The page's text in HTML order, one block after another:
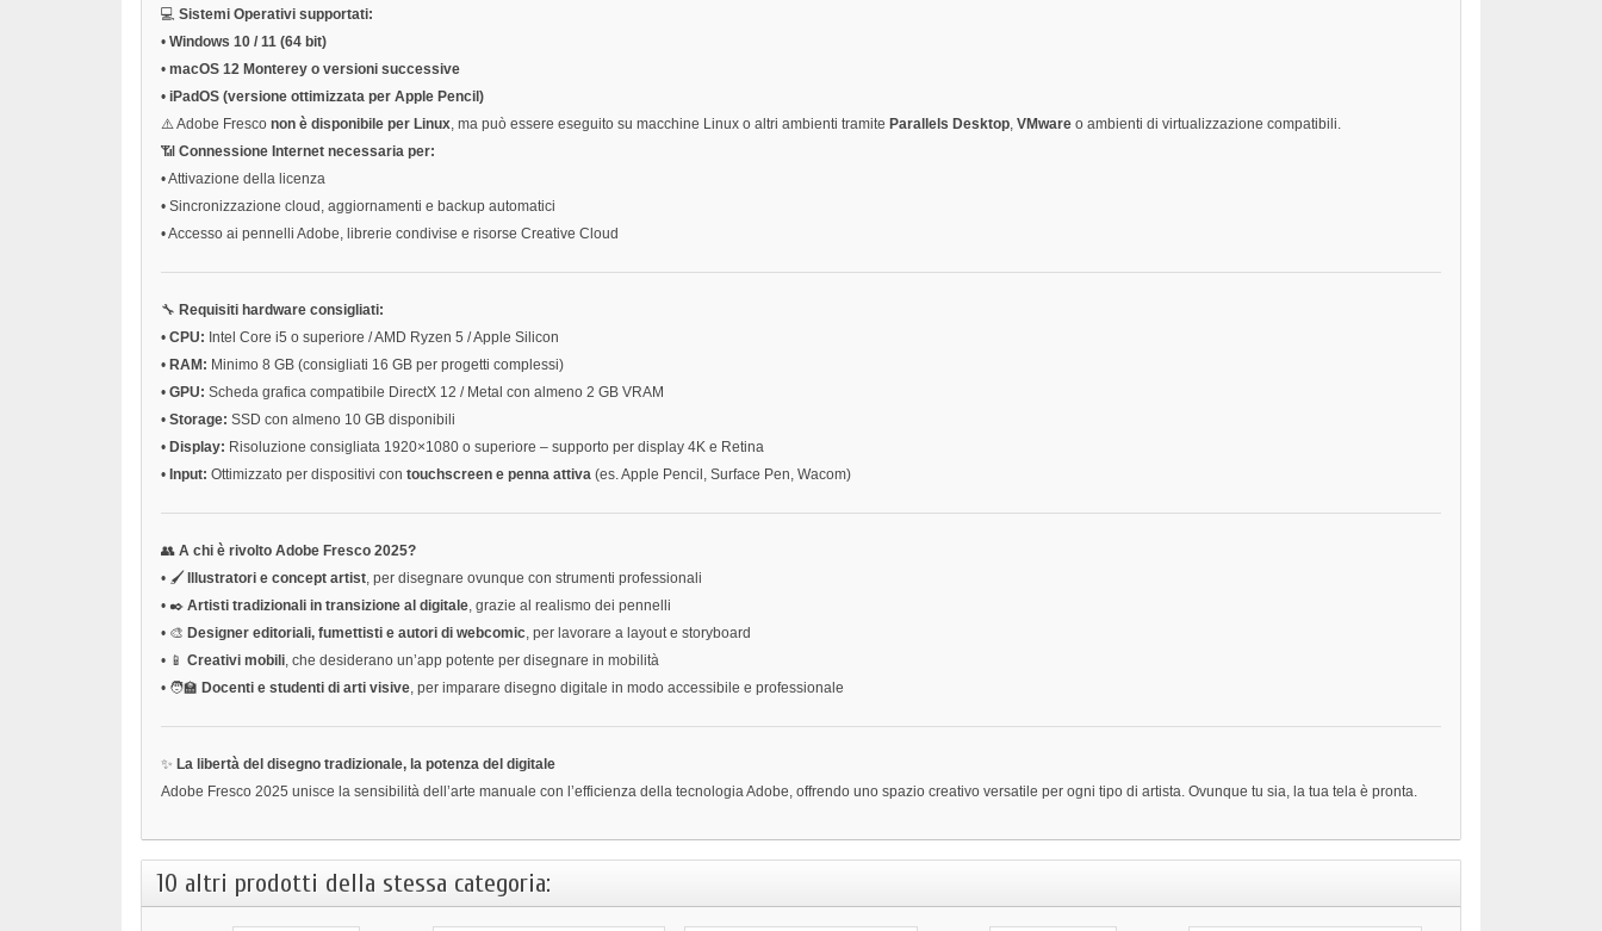
💻 Sistemi Operativi supportati:
• Windows 10 / 11 (64 bit)
• macOS 12 Monterey o versioni successive
• iPadOS (versione ottimizzata per Apple Pencil)
⚠️ Adobe Fresco non è disponibile per Linux, ma può essere eseguito su macchine Linux o altri ambienti tramite Parallels Desktop, VMware o ambienti di virtualizzazione compatibili.
📶 Connessione Internet necessaria per:
•Attivazione della licenza
• Sincronizzazione cloud, aggiornamenti e backup automatici
•Accesso ai pennelli Adobe, librerie condivise e risorse Creative Cloud
🔧 Requisiti hardware consigliati:
• CPU: Intel Core i5 o superiore / AMD Ryzen 5 / Apple Silicon
• RAM: Minimo 8 GB (consigliati 16 GB per progetti complessi)
• GPU: Scheda grafica compatibile DirectX 12 / Metal con almeno 2 GB VRAM
• Storage: SSD con almeno 10 GB disponibili
• Display: Risoluzione consigliata 1920×1080 o superiore – supporto per display 4K e Retina
• Input: Ottimizzato per dispositivi con touchscreen e penna attiva (es. Apple Pencil, Surface Pen, Wacom)
👥 A chi è rivolto Adobe Fresco 2025?
• 🖌️ Illustratori e concept artist, per disegnare ovunque con strumenti professionali
• ✒️ Artisti tradizionali in transizione al digitale, grazie al realismo dei pennelli
• 🎨 Designer editoriali, fumettisti e autori di webcomic, per lavorare a layout e storyboard
• 📱 Creativi mobili, che desiderano un’app potente per disegnare in mobilità
• 🧑‍🏫 Docenti e studenti di arti visive, per imparare disegno digitale in modo accessibile e professionale
✨ La libertà del disegno tradizionale, la potenza del digitale
Adobe Fresco 2025 unisce la sensibilità dell’arte manuale con l’efficienza della tecnologia Adobe, offrendo uno spazio creativo versatile per ogni tipo di artista. Ovunque tu sia, la tua tela è pronta.
10 altri prodotti della stessa categoria: